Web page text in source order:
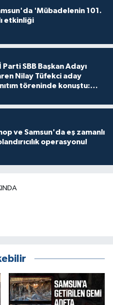
'Mübadelenin 101.
etkinliği
Parti SBB Başkan Adayı
Nilay Tüfekci aday
töreninde konuştu:
ve Samsun'da eş zamanlı
operasyonu!